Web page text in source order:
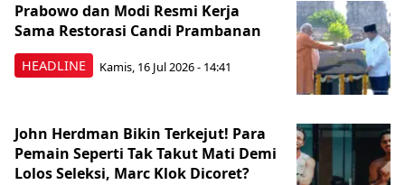
HEADLINE
Prabowo dan Modi Resmi Kerja
Sama Restorasi Candi Prambanan
Kamis, 16 Jul 2026 - 14:41
John Herdman Bikin Terkejut! Para
Pemain Seperti Tak Takut Mati Demi
Lolos Seleksi, Marc Klok Dicoret?